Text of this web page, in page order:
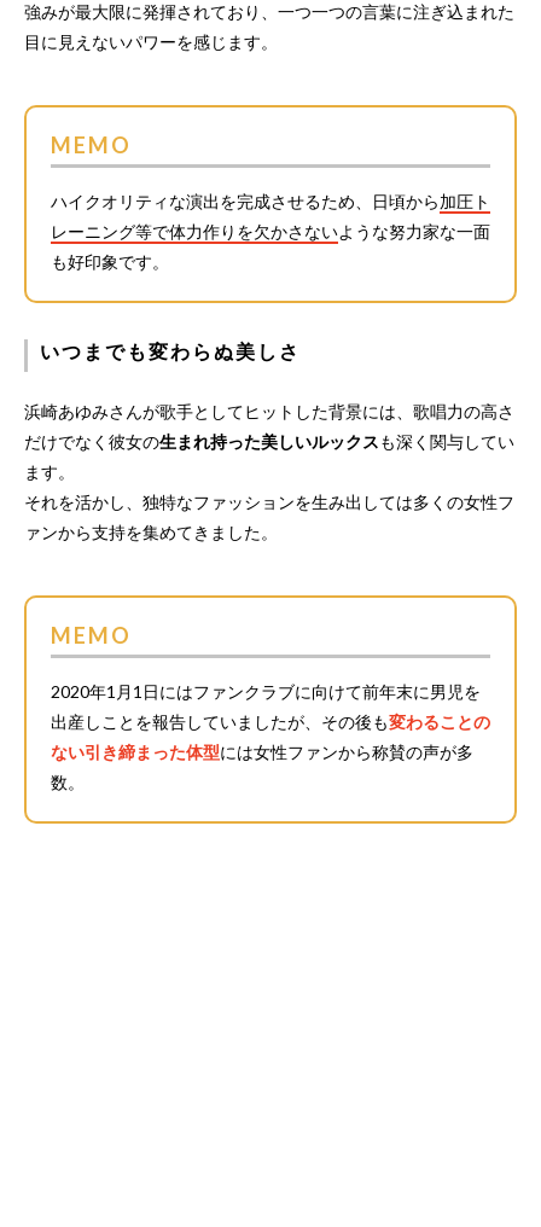
強みが最大限に発揮されており、一つ一つの言葉に注ぎ込まれた
目に見えないパワーを感じます。
MEMO
ハイクオリティな演出を完成させるため、日頃から加圧ト
レーニング等で体力作りを欠かさないような努力家な一面
も好印象です。
いつまでも変わらぬ美しさ
浜崎あゆみさんが歌手としてヒットした背景には、歌唱力の高さ
だけでなく彼女の生まれ持った美しいルックスも深く関与してい
ます。
それを活かし、独特なファッションを生み出しては多くの女性フ
ァンから支持を集めてきました。
MEMO
2020年1月1日にはファンクラブに向けて前年末に男児を
出産しことを報告していましたが、その後も変わることの
ない引き締まった体型には女性ファンから称賛の声が多
数。